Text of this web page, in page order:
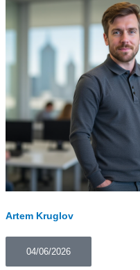
Artem Kruglov
04/06/2026